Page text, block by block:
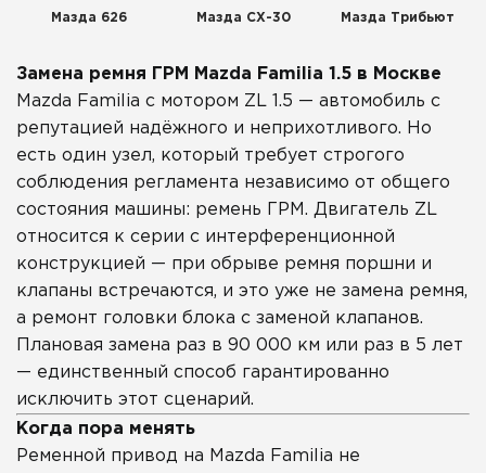
Мазда 626 Мазда СХ-30 Мазда Трибьют
Замена ремня ГРМ Mazda Familia 1.5 в Москве
Mazda Familia с мотором ZL 1.5 — автомобиль с
репутацией надёжного и неприхотливого. Но
есть один узел, который требует строгого
соблюдения регламента независимо от общего
состояния машины: ремень ГРМ. Двигатель ZL
относится к серии с интерференционной
конструкцией — при обрыве ремня поршни и
клапаны встречаются, и это уже не замена ремня,
а ремонт головки блока с заменой клапанов.
Плановая замена раз в 90 000 км или раз в 5 лет
— единственный способ гарантированно
исключить этот сценарий.
Когда пора менять
Ременной привод на Mazda Familia не